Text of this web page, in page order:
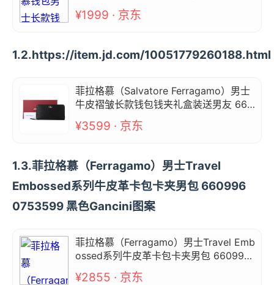
¥1999 · 京东
1.2.https://item.jd.com/10051779260188.html
菲拉格慕（Salvatore Ferragamo）男士
牛皮褶皱长款钱包钱夹礼盒装送男友 66A
070 0686020 黑色
¥3599 · 京东
1.3.菲拉格慕（Ferragamo）男士Travel
Embossed系列牛皮革卡包卡夹男包 660996
0753599 黑色Gancini图案
菲拉格慕（Ferragamo）男士Travel Emb
ossed系列牛皮革卡包卡夹男包 660996
0753599 黑色Gancini图案
¥2855 · 京东